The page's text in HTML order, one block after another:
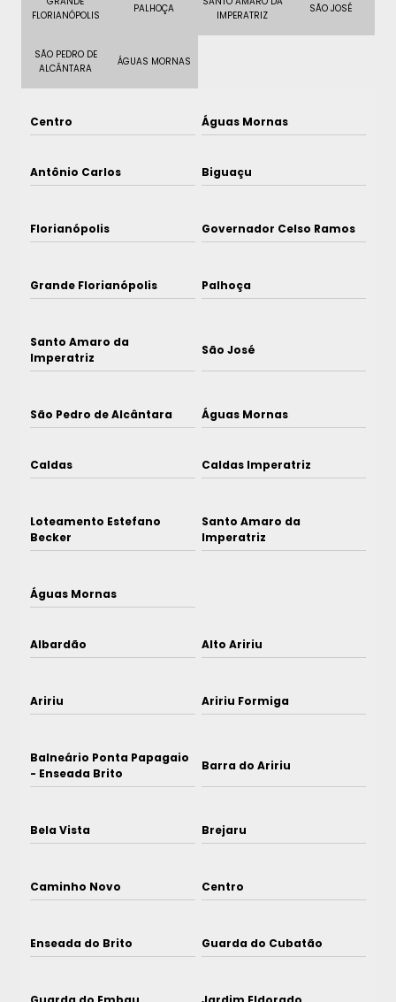
FLORIANÓPOLIS
PALHOÇA
IMPERATRIZ
SÃO JOSÉ
SÃO PEDRO DE
ALCÂNTARA
ÁGUAS MORNAS
Centro Águas Mornas
Antônio Carlos Biguaçu
Florianópolis Governador Celso Ramos
Grande Florianópolis Palhoça
Santo Amaro da
Imperatriz
São José
São Pedro de Alcântara Águas Mornas
Caldas Caldas Imperatriz
Loteamento Estefano
Becker
Santo Amaro da
Imperatriz
Águas Mornas
Albardão Alto Aririu
Aririu Aririu Formiga
Balneário Ponta Papagaio
- Enseada Brito
Barra do Aririu
Bela Vista Brejaru
Caminho Novo Centro
Enseada do Brito Guarda do Cubatão